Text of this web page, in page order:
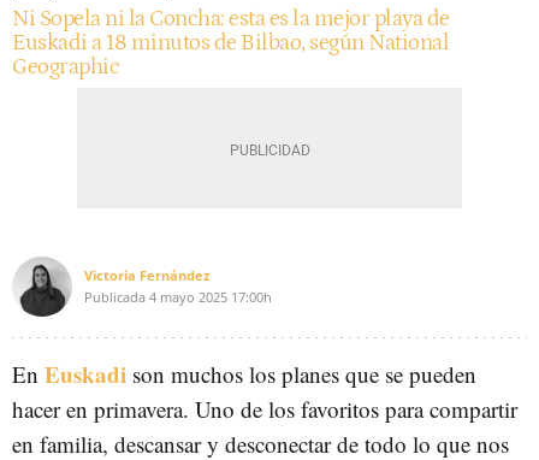
Ni Sopela ni la Concha: esta es la mejor playa de
Euskadi a 18 minutos de Bilbao, según National
Geographic
Victoria Fernández
Publicada 4 mayo 2025 17:00h
En Euskadi son muchos los planes que se pueden
hacer en primavera. Uno de los favoritos para compartir
en familia, descansar y desconectar de todo lo que nos